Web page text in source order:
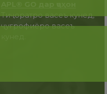
Тиҷоратро васеъ кунед,
ҷуғрофиёро васеъ